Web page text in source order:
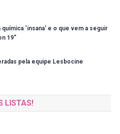
‘insana’ e o que vem a seguir
19”
pela equipe Lesbocine
LISTAS!